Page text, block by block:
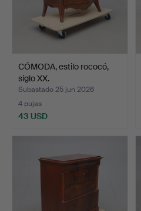
CÓMODA, estilo rococó,
siglo XX.
Subastado 25 jun 2026
4 pujas
43 USD